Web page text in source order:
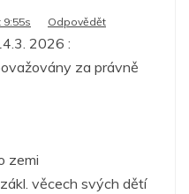
9:55s Odpovědět
2026 :
za právně
zemi
věcech svých dětí